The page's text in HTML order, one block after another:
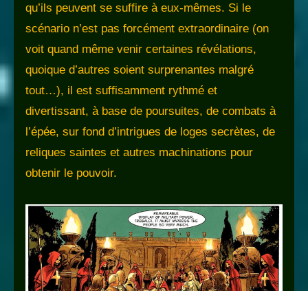
qu’ils peuvent se suffire à eux-mêmes. Si le
scénario n’est pas forcément extraordinaire (on
voit quand même venir certaines révélations,
quoique d’autres soient surprenantes malgré
tout…), il est suffisamment rythmé et
divertissant, à base de poursuites, de combats à
l’épée, sur fond d’intrigues de loges secrètes, de
reliques saintes et autres machinations pour
obtenir le pouvoir.